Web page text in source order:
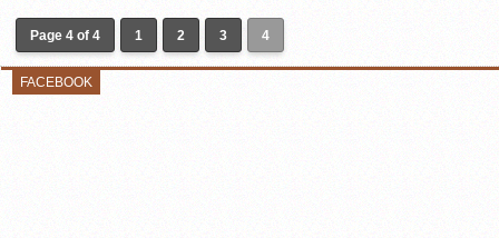
Page 4 of 4 1 2 3 4
FACEBOOK